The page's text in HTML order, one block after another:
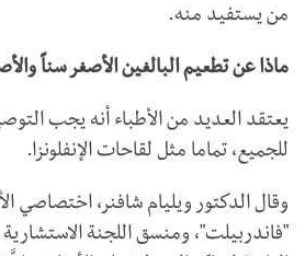
من يستفيد منه.
ماذا عن تطعيم البالغين الأصغر سناً
يعتقد العديد من الأطباء أنه يجب
للجميع، تماما مثل لقاحات الإنفلونزا.
وقال الدكتور ويليام شافنر، اختصاصي
"فاندربيلت"، ومنسق اللجنة